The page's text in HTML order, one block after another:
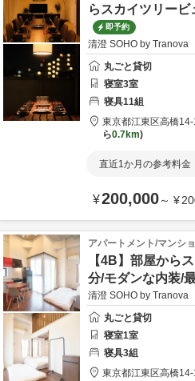
らスカイツリー
即予約
清澄 SOHO by Tranova
丸ごと貸切
寝室3室
寝具11組
東京都江東区高橋14-
ら0.7km
直近1か月の参考料金
¥200,000～ ¥
アパートメント/マンシ
【4B】部屋から
分/モダンな内装/
清澄 SOHO by Tranova
丸ごと貸切
寝室1室
寝具3組
東京都江東区高橋14-